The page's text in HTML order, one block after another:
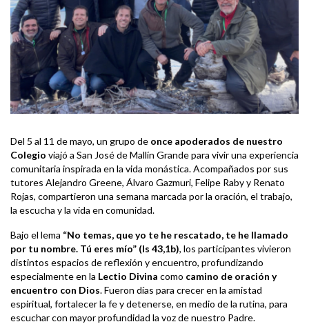
Del 5 al 11 de mayo, un grupo de once apoderados de nuestro
Colegio viajó a San José de Mallín Grande para vivir una experiencia
comunitaria inspirada en la vida monástica. Acompañados por sus
tutores Alejandro Greene, Álvaro Gazmuri, Felipe Raby y Renato
Rojas, compartieron una semana marcada por la oración, el trabajo,
la escucha y la vida en comunidad.
Bajo el lema “No temas, que yo te he rescatado, te he llamado
por tu nombre. Tú eres mío” (Is 43,1b), los participantes vivieron
distintos espacios de reflexión y encuentro, profundizando
especialmente en la Lectio Divina como camino de oración y
encuentro con Dios. Fueron días para crecer en la amistad
espiritual, fortalecer la fe y detenerse, en medio de la rutina, para
escuchar con mayor profundidad la voz de nuestro Padre.